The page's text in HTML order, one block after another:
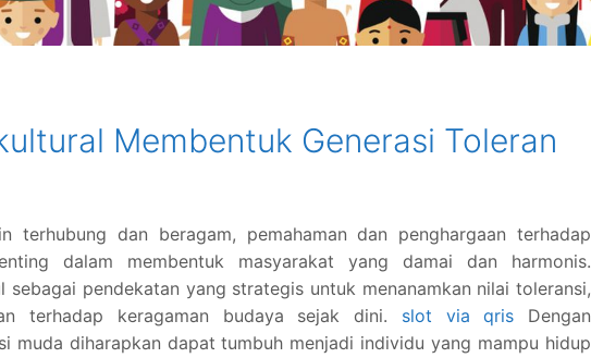
Membentuk Generasi Toleran
terhubung dan beragam, pemahaman dan penghargaan terhadap
dalam membentuk masyarakat yang damai dan harmonis.
sebagai pendekatan yang strategis untuk menanamkan nilai toleransi,
terhadap keragaman budaya sejak dini. slot via qris Dengan
muda diharapkan dapat tumbuh menjadi individu yang mampu hidup